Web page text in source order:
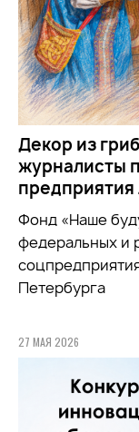
Декор из
журналисты
предприятия
Фонд «Наше
федеральных и
Петербурга
27 МАЯ 2026